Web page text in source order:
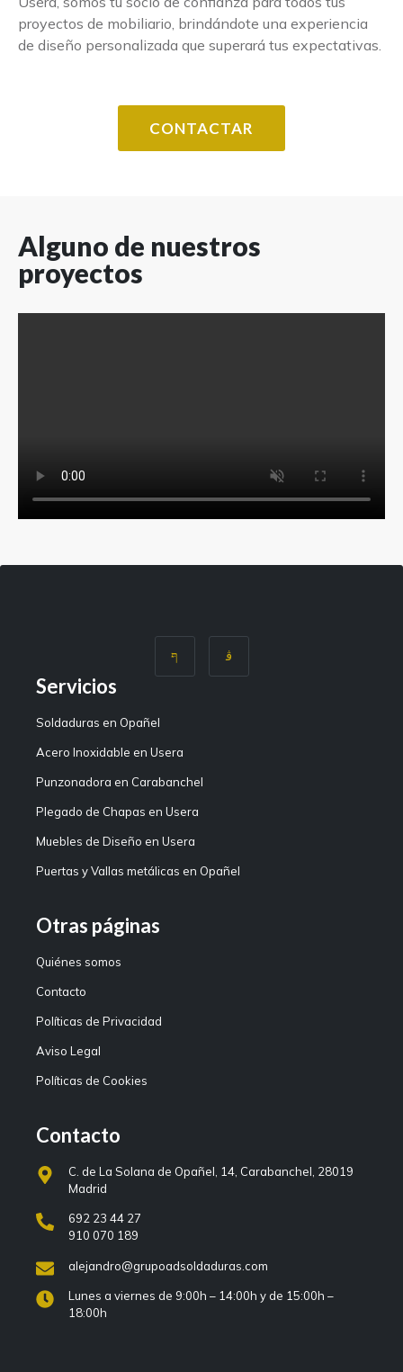
proyectos de mobiliario, brindándote una experiencia
de diseño personalizada que superará tus expectativas.
CONTACTAR
Alguno de nuestros
proyectos
Servicios
Soldaduras en Opañel
Acero Inoxidable en Usera
Punzonadora en Carabanchel
Plegado de Chapas en Usera
Muebles de Diseño en Usera
Puertas y Vallas metálicas en Opañel
Otras páginas
Quiénes somos
Contacto
Políticas de Privacidad
Aviso Legal
Políticas de Cookies
Contacto
C. de La Solana de Opañel, 14, Carabanchel, 28019
Madrid
692 23 44 27
910 070 189
alejandro@grupoadsoldaduras.com
Lunes a viernes de 9:00h – 14:00h y de 15:00h –
18:00h